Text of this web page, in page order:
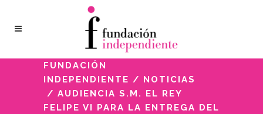
FUNDACIÓN
INDEPENDIENTE / NOTICIAS
/ AUDIENCIA S.M. EL REY
FELIPE VI PARA LA ENTREGA DEL